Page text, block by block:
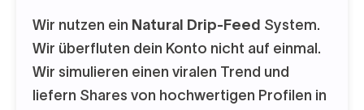
Wir nutzen ein Natural Drip-Feed System.
Wir überfluten dein Konto nicht auf einmal.
Wir simulieren einen viralen Trend und
liefern Shares von hochwertigen Profilen in